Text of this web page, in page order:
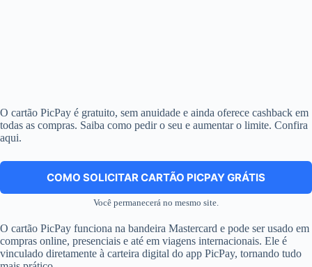
O cartão PicPay é gratuito, sem anuidade e ainda oferece cashback em
todas as compras. Saiba como pedir o seu e aumentar o limite. Confira
aqui.
COMO SOLICITAR CARTÃO PICPAY GRÁTIS
Você permanecerá no mesmo site.
O cartão PicPay funciona na bandeira Mastercard e pode ser usado em
compras online, presenciais e até em viagens internacionais. Ele é
vinculado diretamente à carteira digital do app PicPay, tornando tudo